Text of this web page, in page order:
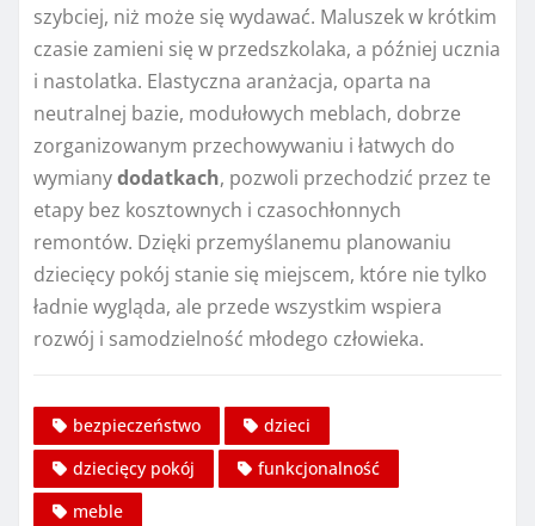
szybciej, niż może się wydawać. Maluszek w krótkim
czasie zamieni się w przedszkolaka, a później ucznia
i nastolatka. Elastyczna aranżacja, oparta na
neutralnej bazie, modułowych meblach, dobrze
zorganizowanym przechowywaniu i łatwych do
wymianydodatkach, pozwoli przechodzić przez te
etapy bez kosztownych i czasochłonnych
remontów. Dzięki przemyślanemu planowaniu
dziecięcy pokój stanie się miejscem, które nie tylko
ładnie wygląda, ale przede wszystkim wspiera
rozwój i samodzielność młodego człowieka.
bezpieczeństwo
dzieci
dziecięcy pokój
funkcjonalność
meble